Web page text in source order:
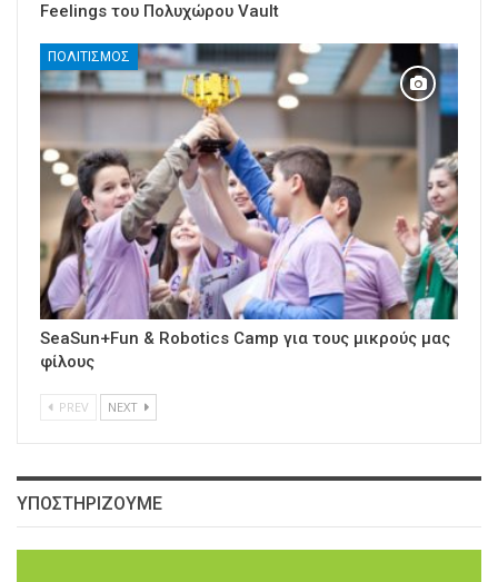
Feelings του Πολυχώρου Vault
ΠΟΛΙΤΙΣΜΌΣ
SeaSun+Fun & Robotics Camp για τους μικρούς μας
φίλους
PREV NEXT
ΥΠΟΣΤΗΡΙΖΟΥΜΕ